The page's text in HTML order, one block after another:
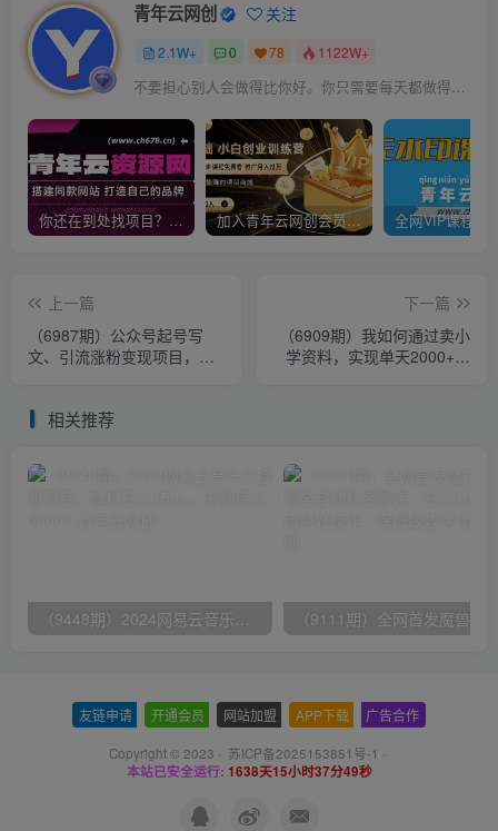
青年云网创 关注
2.1W+ 0 78 1122W+
不要担心别人会做得比你好。你只需要每天都做得比前一天好就可以了
你还在到处找项目？还在当韭菜？我靠卖项目一个月收入5万+，曾经我也是个失败者。 加入青年云网创会员，全站资源免费学习。加入高级合伙人，推广日入1000+
上一篇
（6987期）公众号起号写
文、引流涨粉变现项目，一
下一篇
（6909期）我如何通过卖小
学资料，实现单天2000+，
相关推荐
友链申请 开通会员 网站加盟 APP下载 广告合作
Copyright © 2023 · 苏ICP备2025153851号-1 ·
本站已安全运行: 1638天15小时37分50秒